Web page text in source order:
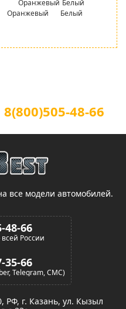
Оранжевый Белый
8(800)505-48-66
все модели автомобилей.
48-66
России
35-66
Telegram, СМС)
РФ, г. Казань, ул. Кызыл